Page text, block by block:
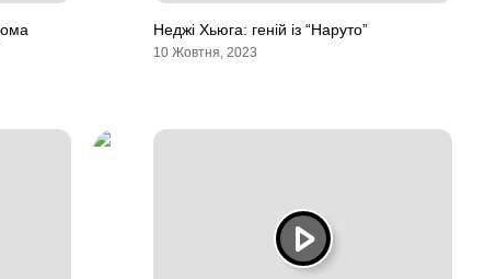
Неджі Хьюга: геній із “Наруто”
10 Жовтня, 2023